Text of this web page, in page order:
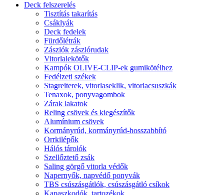
Deck felszerelés
Tisztítás takarítás
Csáklyák
Deck fedelek
Fürdőlétrák
Zászlók zászlórudak
Vitorlalekötők
Kampók OLIVE-CLIP-ek gumikötélhez
Fedélzeti székek
Stagreiterek, vitorlaseklik, vitorlacsuszkák
Tenaxok, ponyvagombok
Zárak lakatok
Reling csövek és kiegészítők
Alumínium csövek
Kormányrúd, kormányrúd-hosszabbító
Orrkilépők
Hálós tárolók
Szellőztető zsák
Saling görgő vitorla védők
Napernyők, napvédő ponyvák
TBS csúszásgátlók, csúszásgátló csíkok
Kapaszkodók, tartozékok